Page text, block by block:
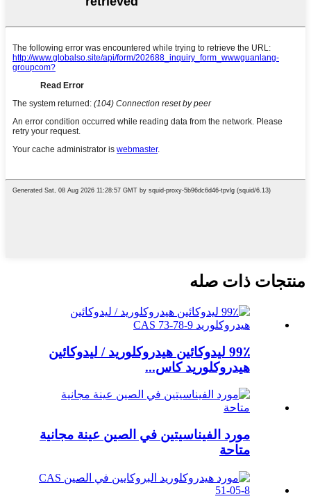
منتجات ذات صله
99٪ ليدوكائين هيدروكلوريد / ليدوكائين
هيدروكلوريد كاس...
مورد الفيناسيتين في الصين عينة مجانية
متاحة